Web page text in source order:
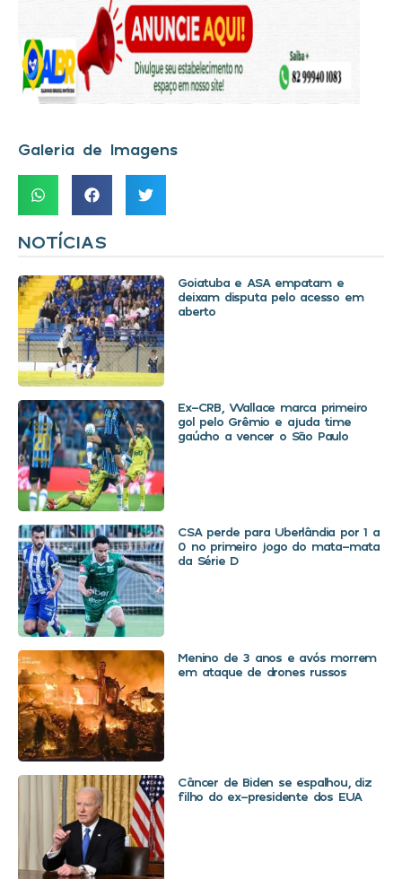
Galeria de Imagens
NOTÍCIAS
Goiatuba e ASA empatam e
deixam disputa pelo acesso em
aberto
Ex-CRB, Wallace marca primeiro
gol pelo Grêmio e ajuda time
gaúcho a vencer o São Paulo
CSA perde para Uberlândia por 1 a
0 no primeiro jogo do mata-mata
da Série D
Menino de 3 anos e avós morrem
em ataque de drones russos
Câncer de Biden se espalhou, diz
filho do ex-presidente dos EUA